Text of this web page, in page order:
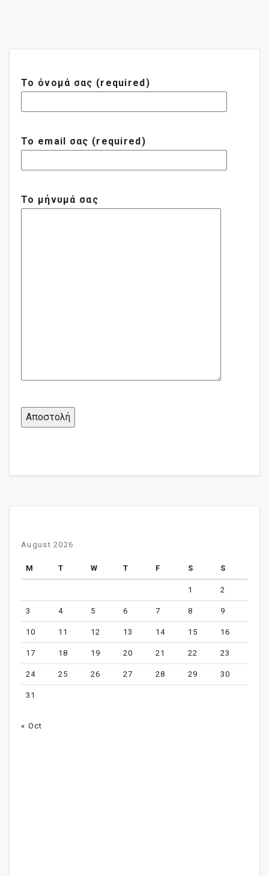
Το όνομά σας (required)
Το email σας (required)
Το μήνυμά σας
August 2026
M T W T F S S
1 2
3 4 5 6 7 8 9
10 11 12 13 14 15 16
17 18 19 20 21 22 23
24 25 26 27 28 29 30
31
« Oct